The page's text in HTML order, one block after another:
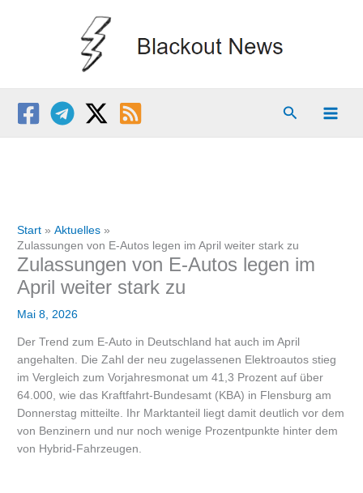
Suchen
Start
Aktuelles
Zulassungen von E-Autos legen im April weiter stark zu
Zulassungen von E-Autos legen im
April weiter stark zu
Mai 8, 2026
Der Trend zum E-Auto in Deutschland hat auch im April
angehalten. Die Zahl der neu zugelassenen Elektroautos stieg
im Vergleich zum Vorjahresmonat um 41,3 Prozent auf über
64.000, wie das Kraftfahrt-Bundesamt (KBA) in Flensburg am
Donnerstag mitteilte. Ihr Marktanteil liegt damit deutlich vor dem
von Benzinern und nur noch wenige Prozentpunkte hinter dem
von Hybrid-Fahrzeugen.